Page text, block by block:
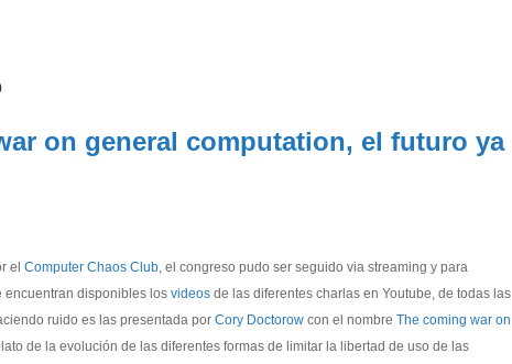
on general computation, el futuro ya
el Computer Chaos Club, el congreso pudo ser seguido via streaming y para
encuentran disponibles los videos de las diferentes charlas en Youtube, de todas las
ruido es las presentada por Cory Doctorow con el nombre The coming war on
de la evolución de las diferentes formas de limitar la libertad de uso de las